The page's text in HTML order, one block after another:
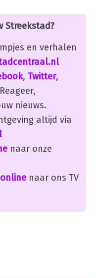
Streekstad?
en verhalen
, Twitter,
nieuws.
altijd via
naar onze
naar ons TV